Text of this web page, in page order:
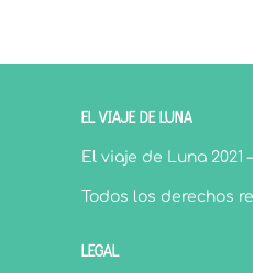
EL VIAJE DE LUNA
El viaje de Luna 2021
Todos los derechos
LEGAL